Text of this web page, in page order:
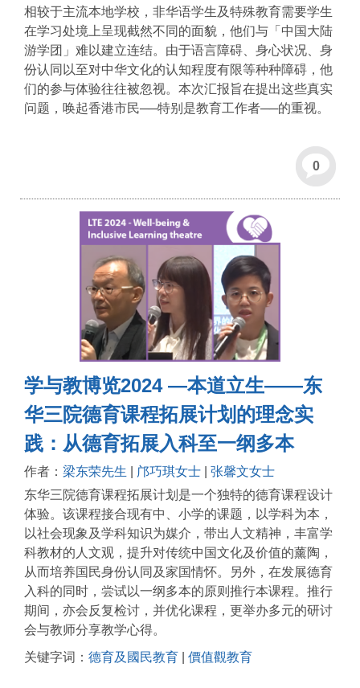
相较于主流本地学校，非华语学生及特殊教育需要学生
在学习处境上呈现截然不同的面貌，他们与「中国大陆
游学团」难以建立连结。由于语言障碍、身心状况、身
份认同以至对中华文化的认知程度有限等种种障碍，他
们的参与体验往往被忽视。本次汇报旨在提出这些真实
问题，唤起香港市民──特别是教育工作者──的重视。
0
学与教博览2024 —本道立生——东
华三院德育课程拓展计划的理念实
践：从德育拓展入科至一纲多本
作者： 梁东荣先生 邝巧琪女士
张馨文女士
东华三院德育课程拓展计划是一个独特的德育课程设计
体验。该课程接合现有中、小学的课题，以学科为本，
以社会现象及学科知识为媒介，带出人文精神，丰富学
科教材的人文观，提升对传统中国文化及价值的薰陶，
从而培养国民身份认同及家国情怀。另外，在发展德育
入科的同时，尝试以一纲多本的原则推行本课程。推行
期间，亦会反复检讨，并优化课程，更举办多元的研讨
会与教师分享教学心得。
关键字词： 德育及國民教育 價值觀教育